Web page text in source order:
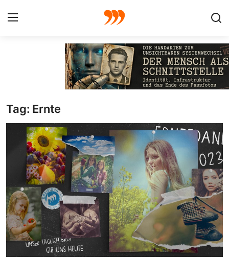
Galerie
GRAFIK
Redaktion
Beiträge
Vorproduktion
Tag: Ernte